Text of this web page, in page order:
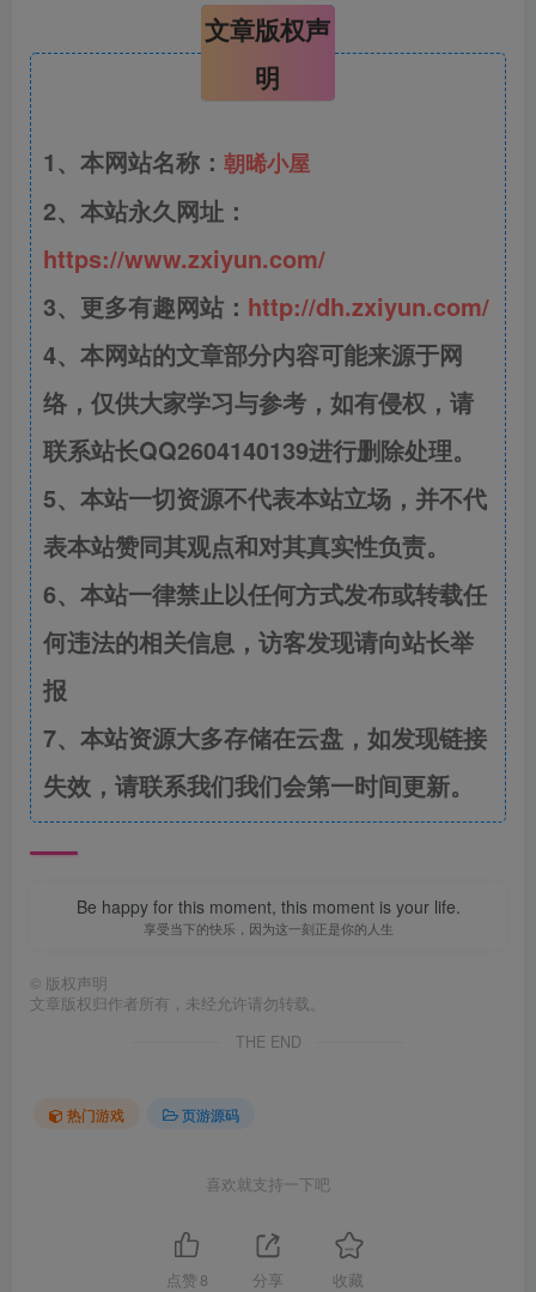
文章版权声
明
1、本网站名称： 朝晞小屋
2、本站永久网址：
https://www.zxiyun.com/
3、更多有趣网站： http://dh.zxiyun.com/
4、本网站的文章部分内容可能来源于网
络，仅供大家学习与参考，如有侵权，请
联系站长QQ2604140139进行删除处理。
5、本站一切资源不代表本站立场，并不代
表本站赞同其观点和对其真实性负责。
6、本站一律禁止以任何方式发布或转载任
何违法的相关信息，访客发现请向站长举
报
7、本站资源大多存储在云盘，如发现链接
失效，请联系我们我们会第一时间更新。
Be happy for this moment, this moment is your life.
享受当下的快乐，因为这一刻正是你的人生
© 版权声明
文章版权归作者所有，未经允许请勿转载。
THE END
热门游戏 页游源码
喜欢就支持一下吧
点赞 8 分享 收藏